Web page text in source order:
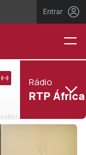
Entrar
Rádio
RTP África